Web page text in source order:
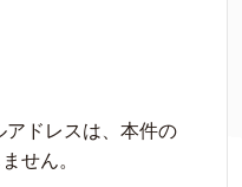
ドレスは、本件の
せん。